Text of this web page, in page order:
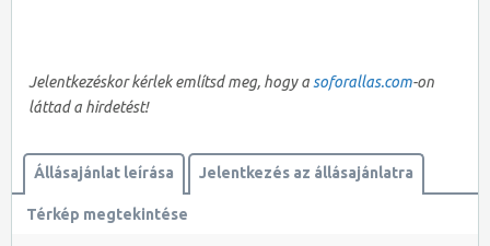
Jelentkezéskor kérlek említsd meg, hogy a soforallas.com-on
láttad a hirdetést!
Állásajánlat leírása Jelentkezés az állásajánlatra
Térkép megtekintése